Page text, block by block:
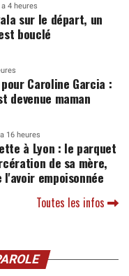
a 4 heures
sur le départ, un
bouclé
Caroline Garcia :
devenue maman
16 heures
à Lyon : le parquet
de sa mère,
l'avoir empoisonnée
Toutes les infos